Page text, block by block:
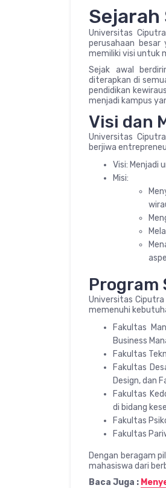
Universitas
perusahaan besar
memiliki visi untuk
Sejak awal
diterapkan di
pendidikan
menjadi kampus
Visi dan
Universitas
berjiwa
Visi: Menjadi
Misi:
Program
Universitas
memenuhi
Fakultas
Business
Fakultas
Fakultas
Design, dan
Fakultas
di bidang
Fakultas
Fakultas
Dengan beragam
mahasiswa dari
Baca Juga :